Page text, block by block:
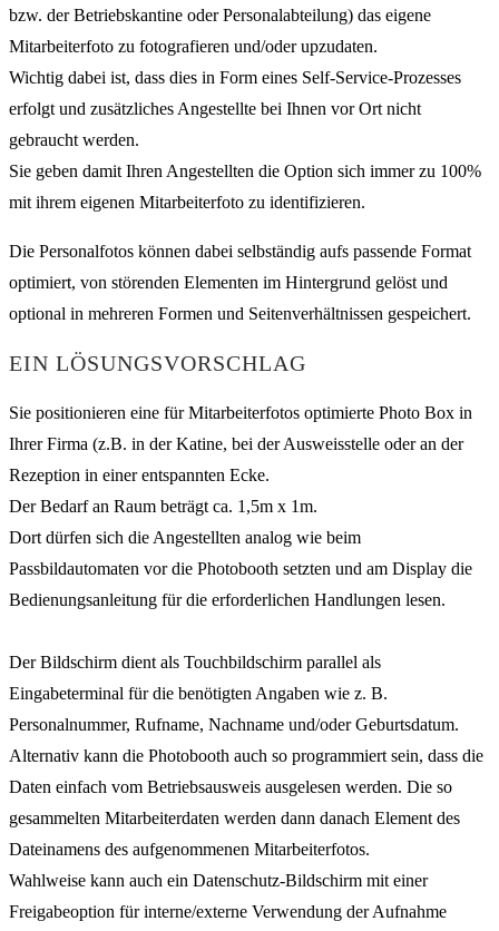
bzw. der Betriebskantine oder Personalabteilung) das eigene
Mitarbeiterfoto zu fotografieren und/oder upzudaten.
Wichtig dabei ist, dass dies in Form eines Self-Service-Prozesses
erfolgt und zusätzliches Angestellte bei Ihnen vor Ort nicht
gebraucht werden.
Sie geben damit Ihren Angestellten die Option sich immer zu 100%
mit ihrem eigenen Mitarbeiterfoto zu identifizieren.
Die Personalfotos können dabei selbständig aufs passende Format
optimiert, von störenden Elementen im Hintergrund gelöst und
optional in mehreren Formen und Seitenverhältnissen gespeichert.
EIN LÖSUNGSVORSCHLAG
Sie positionieren eine für Mitarbeiterfotos optimierte Photo Box in
Ihrer Firma (z.B. in der Katine, bei der Ausweisstelle oder an der
Rezeption in einer entspannten Ecke.
Der Bedarf an Raum beträgt ca. 1,5m x 1m.
Dort dürfen sich die Angestellten analog wie beim
Passbildautomaten vor die Photobooth setzten und am Display die
Bedienungsanleitung für die erforderlichen Handlungen lesen.
Der Bildschirm dient als Touchbildschirm parallel als
Eingabeterminal für die benötigten Angaben wie z. B.
Personalnummer, Rufname, Nachname und/oder Geburtsdatum.
Alternativ kann die Photobooth auch so programmiert sein, dass die
Daten einfach vom Betriebsausweis ausgelesen werden. Die so
gesammelten Mitarbeiterdaten werden dann danach Element des
Dateinamens des aufgenommenen Mitarbeiterfotos.
Wahlweise kann auch ein Datenschutz-Bildschirm mit einer
Freigabeoption für interne/externe Verwendung der Aufnahme